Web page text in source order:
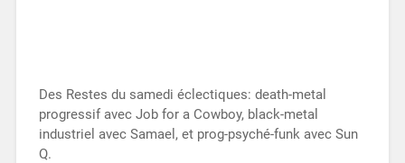
Des Restes du samedi éclectiques: death-metal
progressif avec Job for a Cowboy, black-metal
industriel avec Samael, et prog-psyché-funk avec Sun
Q.